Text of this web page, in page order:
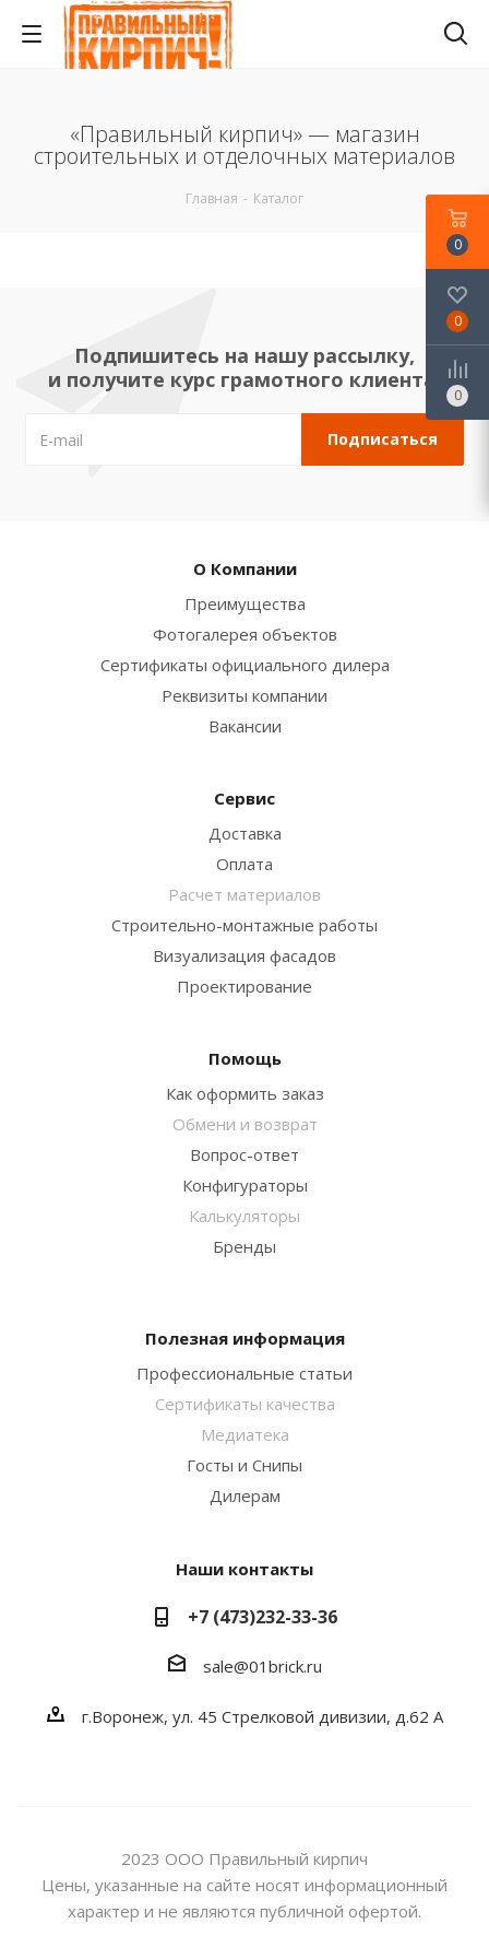
«Правильный кирпич» — магазин
строительных и отделочных материалов
Главная - Каталог
Подпишитесь на нашу рассылку,
и получите курс грамотного клиента!
О Компании
Преимущества
Фотогалерея объектов
Сертификаты официального дилера
Реквизиты компании
Вакансии
Сервис
Доставка
Оплата
Расчет материалов
Строительно-монтажные работы
Визуализация фасадов
Проектирование
Помощь
Как оформить заказ
Обмени и возврат
Вопрос-ответ
Конфигураторы
Калькуляторы
Бренды
Полезная информация
Профессиональные статьи
Сертификаты качества
Медиатека
Госты и Снипы
Дилерам
Наши контакты
+7 (473)232-33-36
sale@01brick.ru
г.Воронеж, ул. 45 Стрелковой дивизии, д.62 А
2023 ООО Правильный кирпич
Цены, указанные на сайте носят информационный
характер и не являются публичной офертой.
0
0
0